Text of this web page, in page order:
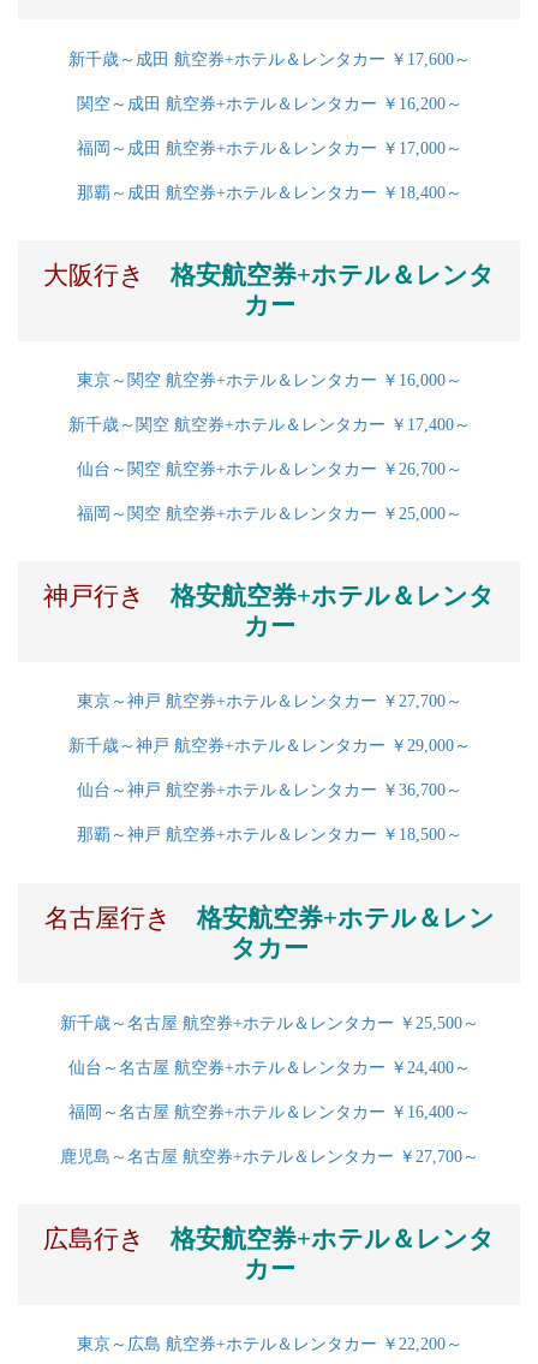
新千歳～成田 航空券+ホテル＆レンタカー ￥17,600～
関空～成田 航空券+ホテル＆レンタカー ￥16,200～
福岡～成田 航空券+ホテル＆レンタカー ￥17,000～
那覇～成田 航空券+ホテル＆レンタカー ￥18,400～
大阪行き
格安航空券+ホテル＆レンタ
カー
東京～関空 航空券+ホテル＆レンタカー ￥16,000～
新千歳～関空 航空券+ホテル＆レンタカー ￥17,400～
仙台～関空 航空券+ホテル＆レンタカー ￥26,700～
福岡～関空 航空券+ホテル＆レンタカー ￥25,000～
神戸行き
格安航空券+ホテル＆レンタ
カー
東京～神戸 航空券+ホテル＆レンタカー ￥27,700～
新千歳～神戸 航空券+ホテル＆レンタカー ￥29,000～
仙台～神戸 航空券+ホテル＆レンタカー ￥36,700～
那覇～神戸 航空券+ホテル＆レンタカー ￥18,500～
名古屋行き
格安航空券+ホテル＆レン
タカー
新千歳～名古屋 航空券+ホテル＆レンタカー ￥25,500～
仙台～名古屋 航空券+ホテル＆レンタカー ￥24,400～
福岡～名古屋 航空券+ホテル＆レンタカー ￥16,400～
鹿児島～名古屋 航空券+ホテル＆レンタカー ￥27,700～
広島行き
格安航空券+ホテル＆レンタ
カー
東京～広島 航空券+ホテル＆レンタカー ￥22,200～